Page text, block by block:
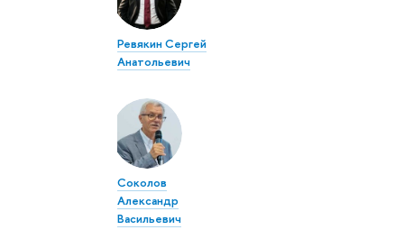
Ревякин Сергей
Анатольевич
Соколов
Александр
Васильевич